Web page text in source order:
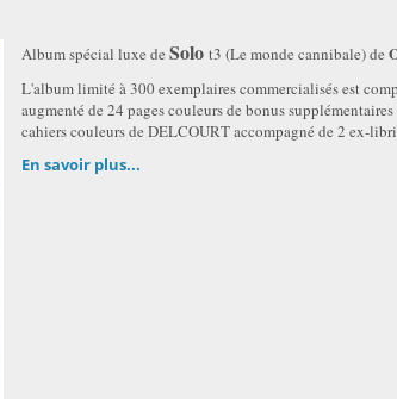
Album spécial luxe de Solo t3 (Le monde cannibale) de
L'album limité à 300 exemplaires commercialisés est
augmenté de 24 pages couleurs de bonus
cahiers couleurs de DELCOURT accompagné de 2 ex-
En savoir plus...